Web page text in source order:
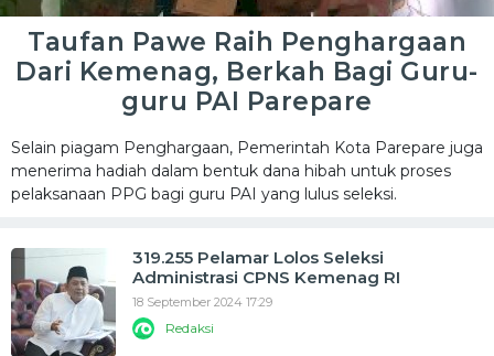
Taufan Pawe Raih Penghargaan
Dari Kemenag, Berkah Bagi Guru-
guru PAI Parepare
Selain piagam Penghargaan, Pemerintah Kota Parepare juga
menerima hadiah dalam bentuk dana hibah untuk proses
pelaksanaan PPG bagi guru PAI yang lulus seleksi.
319.255 Pelamar Lolos Seleksi
Administrasi CPNS Kemenag RI
18 September 2024 17:29
Redaksi